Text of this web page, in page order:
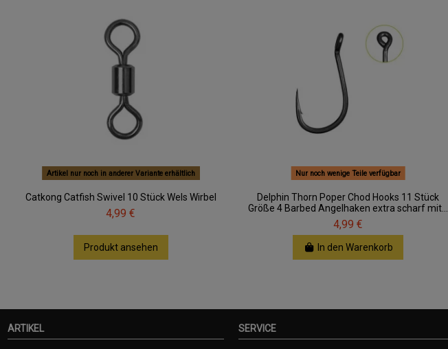
Artikel nur noch in anderer Variante erhältlich
Catkong Catfish Swivel 10 Stück Wels Wirbel
4,99 €
Produkt ansehen
Nur noch wenige Teile verfügbar
Delphin Thorn Poper Chod Hooks 11 Stück
Größe 4 Barbed Angelhaken extra scharf mit...
4,99 €
In den Warenkorb
ARTIKEL SERVICE